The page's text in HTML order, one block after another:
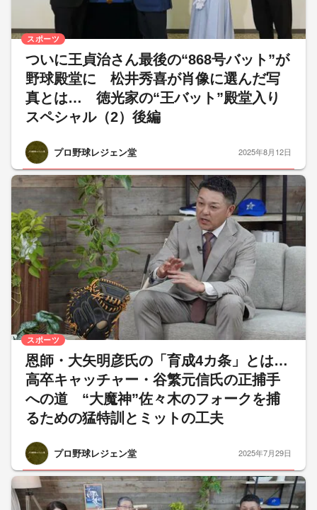
ついに王貞治さん最後の“868号バット”が
野球殿堂に 松井秀喜が肖像に選んだ写
真とは… 徳光家の“王バット”殿堂入り
スペシャル（2）後編
プロ野球レジェン堂
スポーツ
2025年8月12日
恩師・大矢明彦氏の「育成4カ条」とは…
高卒キャッチャー・谷繁元信氏の正捕手
への道 “大魔神”佐々木のフォークを捕
るための猛特訓とミットの工夫
プロ野球レジェン堂
スポーツ
2025年7月29日